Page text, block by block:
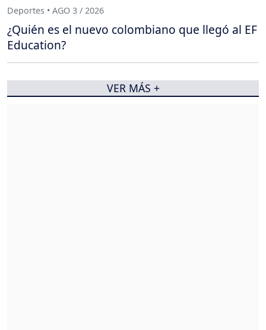
Deportes • AGO 3 / 2026
¿Quién es el nuevo colombiano que llegó al EF
Education?
VER MÁS +